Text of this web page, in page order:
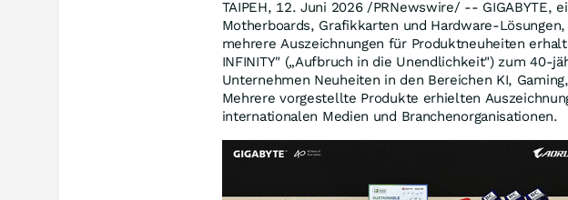
TAIPEH, 12. Juni 2026/PRNewswire/ -- GIGABYTE,
Motherboards, Grafikkarten und Hardware-
mehrere Auszeichnungen für Produktneuheiten
INFINITY" („Aufbruch in die Unendlichkeit") zum 40-
Unternehmen Neuheiten in den Bereichen KI,
Mehrere vorgestellte Produkte erhielten
internationalen Medien und Branchenorganisationen.